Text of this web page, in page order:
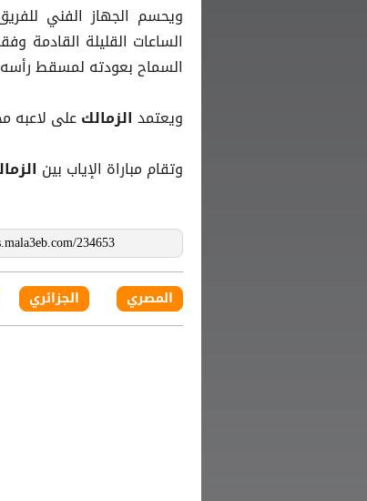
ويحسم الجهاز الفني
الساعات القليلة القادمة
السماح بعودته لمسقط
ويعتمد الزمالك على لاعبه
وتقام مباراة الإياب بين
المصري الجزائري